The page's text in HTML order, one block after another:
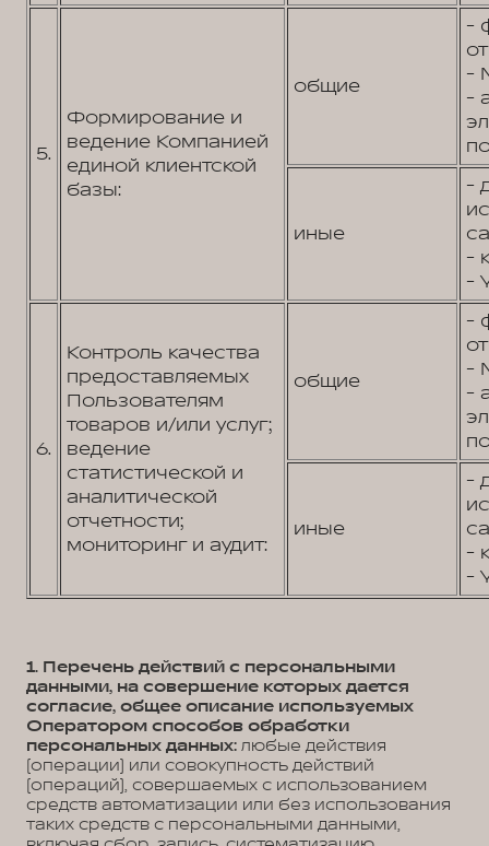
5.
Формирование и
ведение Компанией
единой клиентской
базы:
общие
-
-
-
иные
-
-
-
6.
Контроль качества
предоставляемых
Пользователям
товаров и/или услуг;
ведение
статистической и
аналитической
отчетности;
мониторинг и аудит:
общие
-
-
-
иные
-
-
-
1. Перечень действий с персональными
данными, на совершение которых дается
согласие, общее описание используемых
Оператором способов обработки
персональных данных: любые действия
(операции) или совокупность действий
(операций), совершаемых с использованием
средств автоматизации или без использования
таких средств с персональными данными,